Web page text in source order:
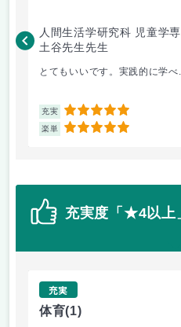
人間生活学研究科 児童学
土谷先生先生
とてもいいです。実践的に学べ
充実 5
楽単 5
充実度「★4以上
充実
体育(1)